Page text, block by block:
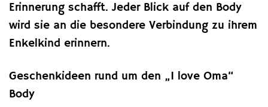
Erinnerung schafft. Jeder Blick auf den Body
wird sie an die besondere Verbindung zu ihrem
Enkelkind erinnern.
Geschenkideen rund um den „I love Oma“
Body